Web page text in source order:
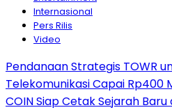
Internasional
Pers Rilis
Video
Pendanaan Strategis TOWR
Telekomunikasi Capai Rp400
COIN Siap Cetak Sejarah